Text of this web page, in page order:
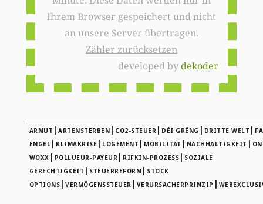
Ihrem Browser gespeichert und nicht
an unsere Server übertragen.
Zähler zurücksetzen
developed bydekoder
ARMUT |ARTENSTERBEN | CO2-STEUER | DÉI GRÉNG | DRITTE WELT |
ENGEL | KLIMAKRISE | LOGEMENT | MOBILITÄT | NACHHALTIGKEIT |
WOXX | POLLUEUR-PAYEUR | RIFKIN-PROZESS | SOZIALE
GERECHTIGKEIT | STEUERREFORM | STOCK
OPTIONS |VERMÖGENSSTEUER | VERURSACHERPRINZIP |